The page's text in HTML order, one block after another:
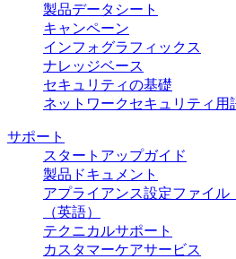
製品データシート
キャンペーン
インフォグラフィックス
ナレッジベース
セキュリティの基礎
ネットワークセキュリティ用
サポート
スタートアップガイド
製品ドキュメント
アプライアンス設定ファイル
（英語）
テクニカルサポート
カスタマーケアサービス